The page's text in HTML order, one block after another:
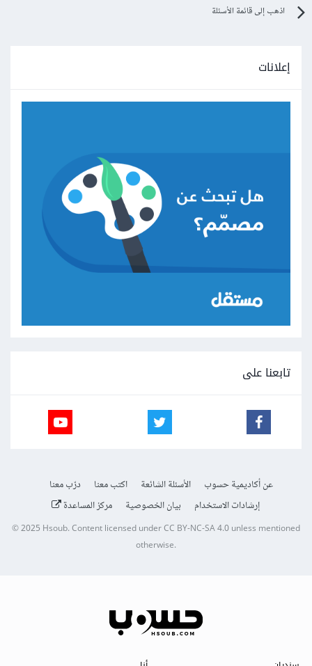
اذهب إلى قائمة الأسئلة
إعلانات
تابعنا على
عن أكاديمية حسوب الأسئلة الشائعة اكتب معنا
درّب معنا
إرشادات الاستخدام
بيان الخصوصية مركز المساعدة
© 2025Hsoub.Content licensed underCC BY-NC-SA 4.0unless mentioned
otherwise.